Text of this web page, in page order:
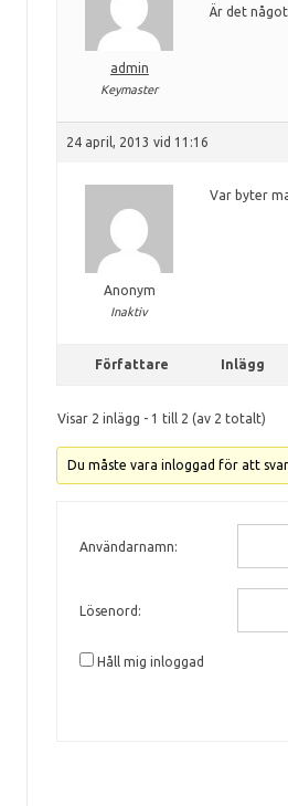
admin
Keymaster
Är det
24 april, 2013 vid 11:16
Anonym
Inaktiv
Var byter
Författare Inlägg
Visar 2 inlägg - 1 till 2 (av 2 totalt)
Du måste vara inloggad för att
Användarnamn:
Lösenord:
Håll mig inloggad